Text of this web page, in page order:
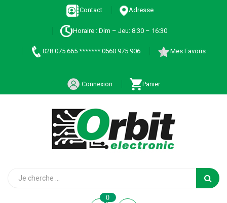
Contact Adresse
Horaire : Dim – Jeu: 8:30 – 16:30
028 075 665 ******* 0560 975 906 Mes Favoris
Connexion Panier
0